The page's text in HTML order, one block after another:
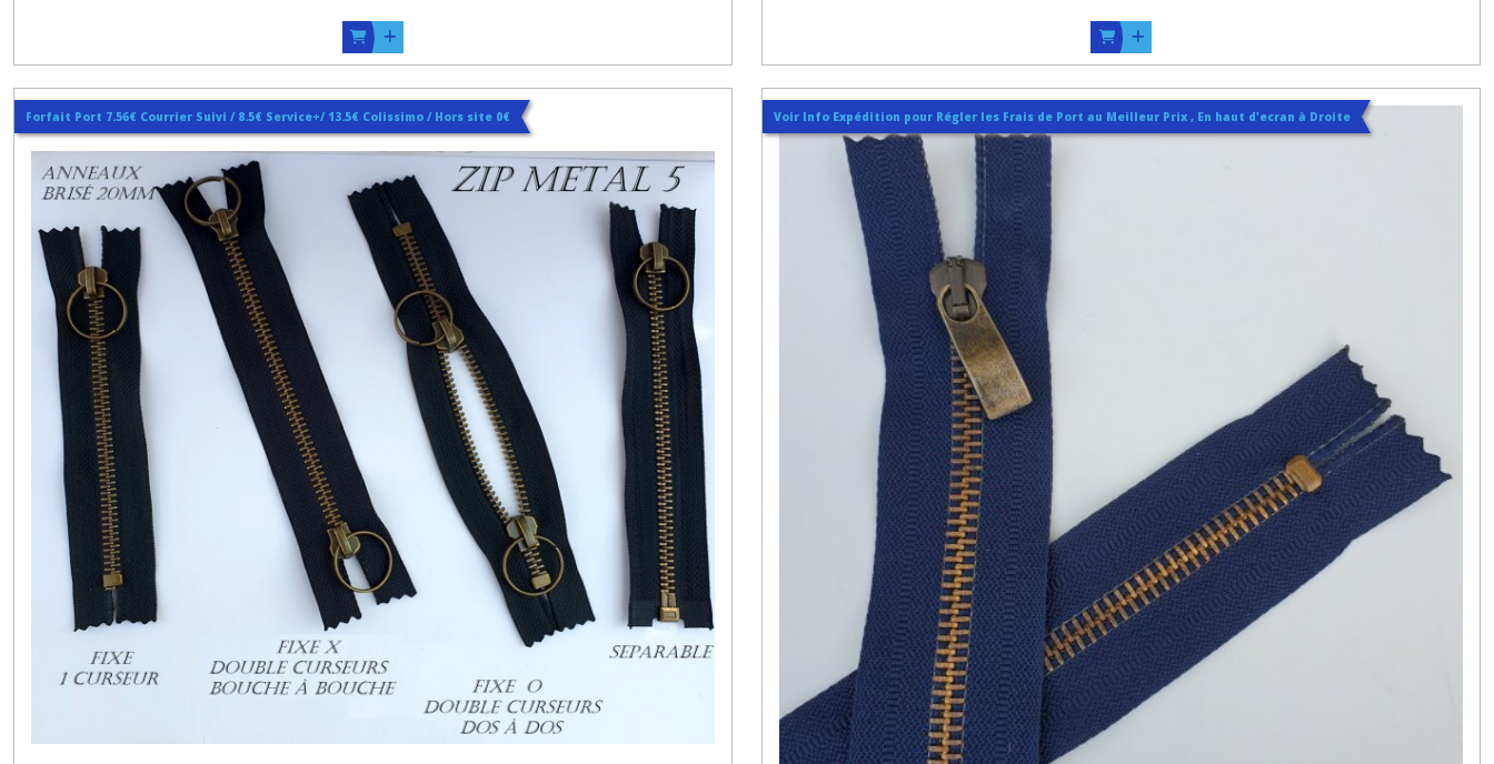
Forfait Port 7.56€ Courrier Suivi / 8.5€ Service+/ 13.5€ Colissimo / Hors site 0€ Voir Info Expédition pour Régler les Frais de Port au Meilleur Prix , En haut d'ecran à Droite